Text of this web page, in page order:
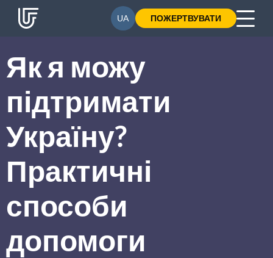
UA
EN ПОЖЕРТВУВАТИ
Як я можу
підтримати
Україну?
Практичні
способи
допомоги